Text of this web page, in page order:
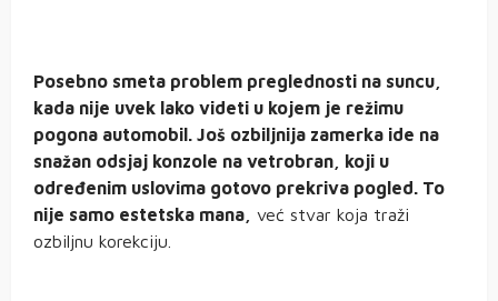
Posebno smeta problem preglednosti na suncu,
kada nije uvek lako videti u kojem je režimu
pogona automobil. Još ozbiljnija zamerka ide na
snažan odsjaj konzole na vetrobran, koji u
određenim uslovima gotovo prekriva pogled. To
nije samo estetska mana,
već stvar koja traži
ozbiljnu korekciju.